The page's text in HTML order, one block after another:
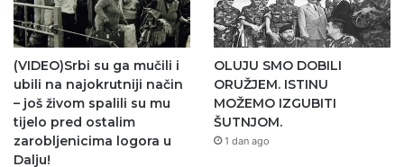
(VIDEO)Srbi su ga mučili i
ubili na najokrutniji način
– još živom spalili su mu
tijelo pred ostalim
zarobljenicima logora u
Dalju!
OLUJU SMO DOBILI
ORUŽJEM. ISTINU
MOŽEMO IZGUBITI
ŠUTNJOM.
1 dan ago